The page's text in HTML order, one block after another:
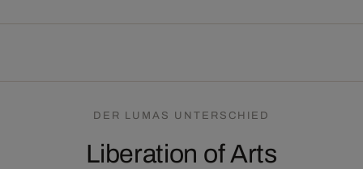
DER LUMAS UNTERSCHIED
Liberation of Arts